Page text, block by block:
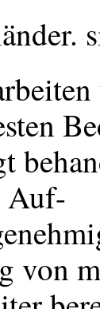
Auf-
von